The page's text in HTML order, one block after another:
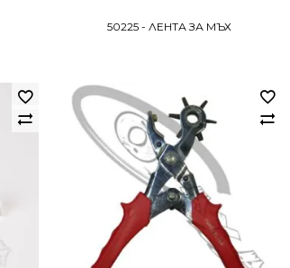
50225 - ЛЕНТА ЗА МЪХ